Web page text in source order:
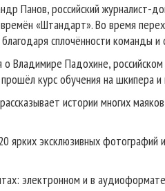
Панов, российский журналист-
«Штандарт». Во время
сплочённости команды
о Владимире Падохине,
курс обучения на
истории многих
ярких эксклюзивных
электронном и в